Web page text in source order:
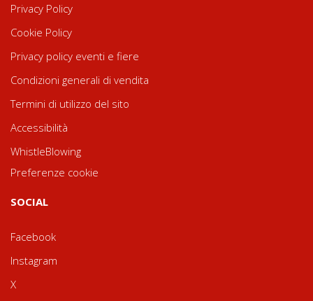
Privacy Policy
Cookie Policy
Privacy policy eventi e fiere
Condizioni generali di vendita
Termini di utilizzo del sito
Accessibilità
WhistleBlowing
Preferenze cookie
SOCIAL
Facebook
Instagram
X